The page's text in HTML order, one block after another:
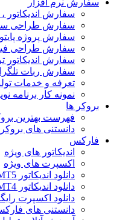
سفارش اندیکاتور
سفارش طراحی
سفارش پروژه
سفارش طراحی
سفارش اندیکاتور
سفارش ربات
تعرفه و خدمات
نمونه کار برنامه
بروکر ها
فهرست بهترین
دانستنی های
فارکس
اندیکاتور های ویژه
اکسپرت های ویژه
دانلود اندیکاتور MT5
دانلود اندیکاتور MT4
دانلود اکسپرت
دانستنی های